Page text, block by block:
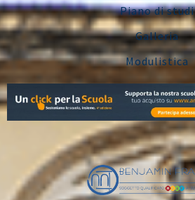
Piano di studi
Galleria
Modulistica